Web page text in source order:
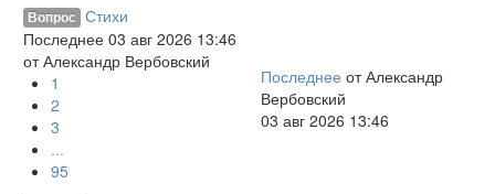
Вопрос Стихи
Последнее 03 авг 2026 13:46
отАлександр Вербовский
1
2
3
...
95
Последнее отАлександр
Вербовский
03 авг 2026 13:46